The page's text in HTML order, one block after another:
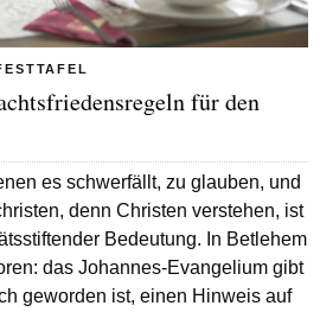
für den
es schwerfällt, zu glauben, und
denn Christen verstehen, ist
Bedeutung. In Betlehem
das Johannes-Evangelium gibt
geworden ist, einen Hinweis auf